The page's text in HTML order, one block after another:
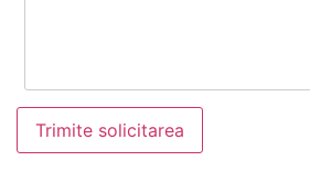
Trimite solicitarea